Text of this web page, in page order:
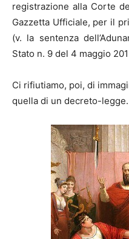
registrazione alla Corte
Gazzetta Ufficiale, per il
(v. la sentenza
Stato n. 9 del 4 maggio
Ci rifiutiamo, poi, di
quella di un decreto-legge.